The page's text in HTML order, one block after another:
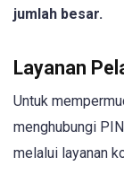
jumlah besar.
Layanan
Untuk
menghubungi
melalui layanan